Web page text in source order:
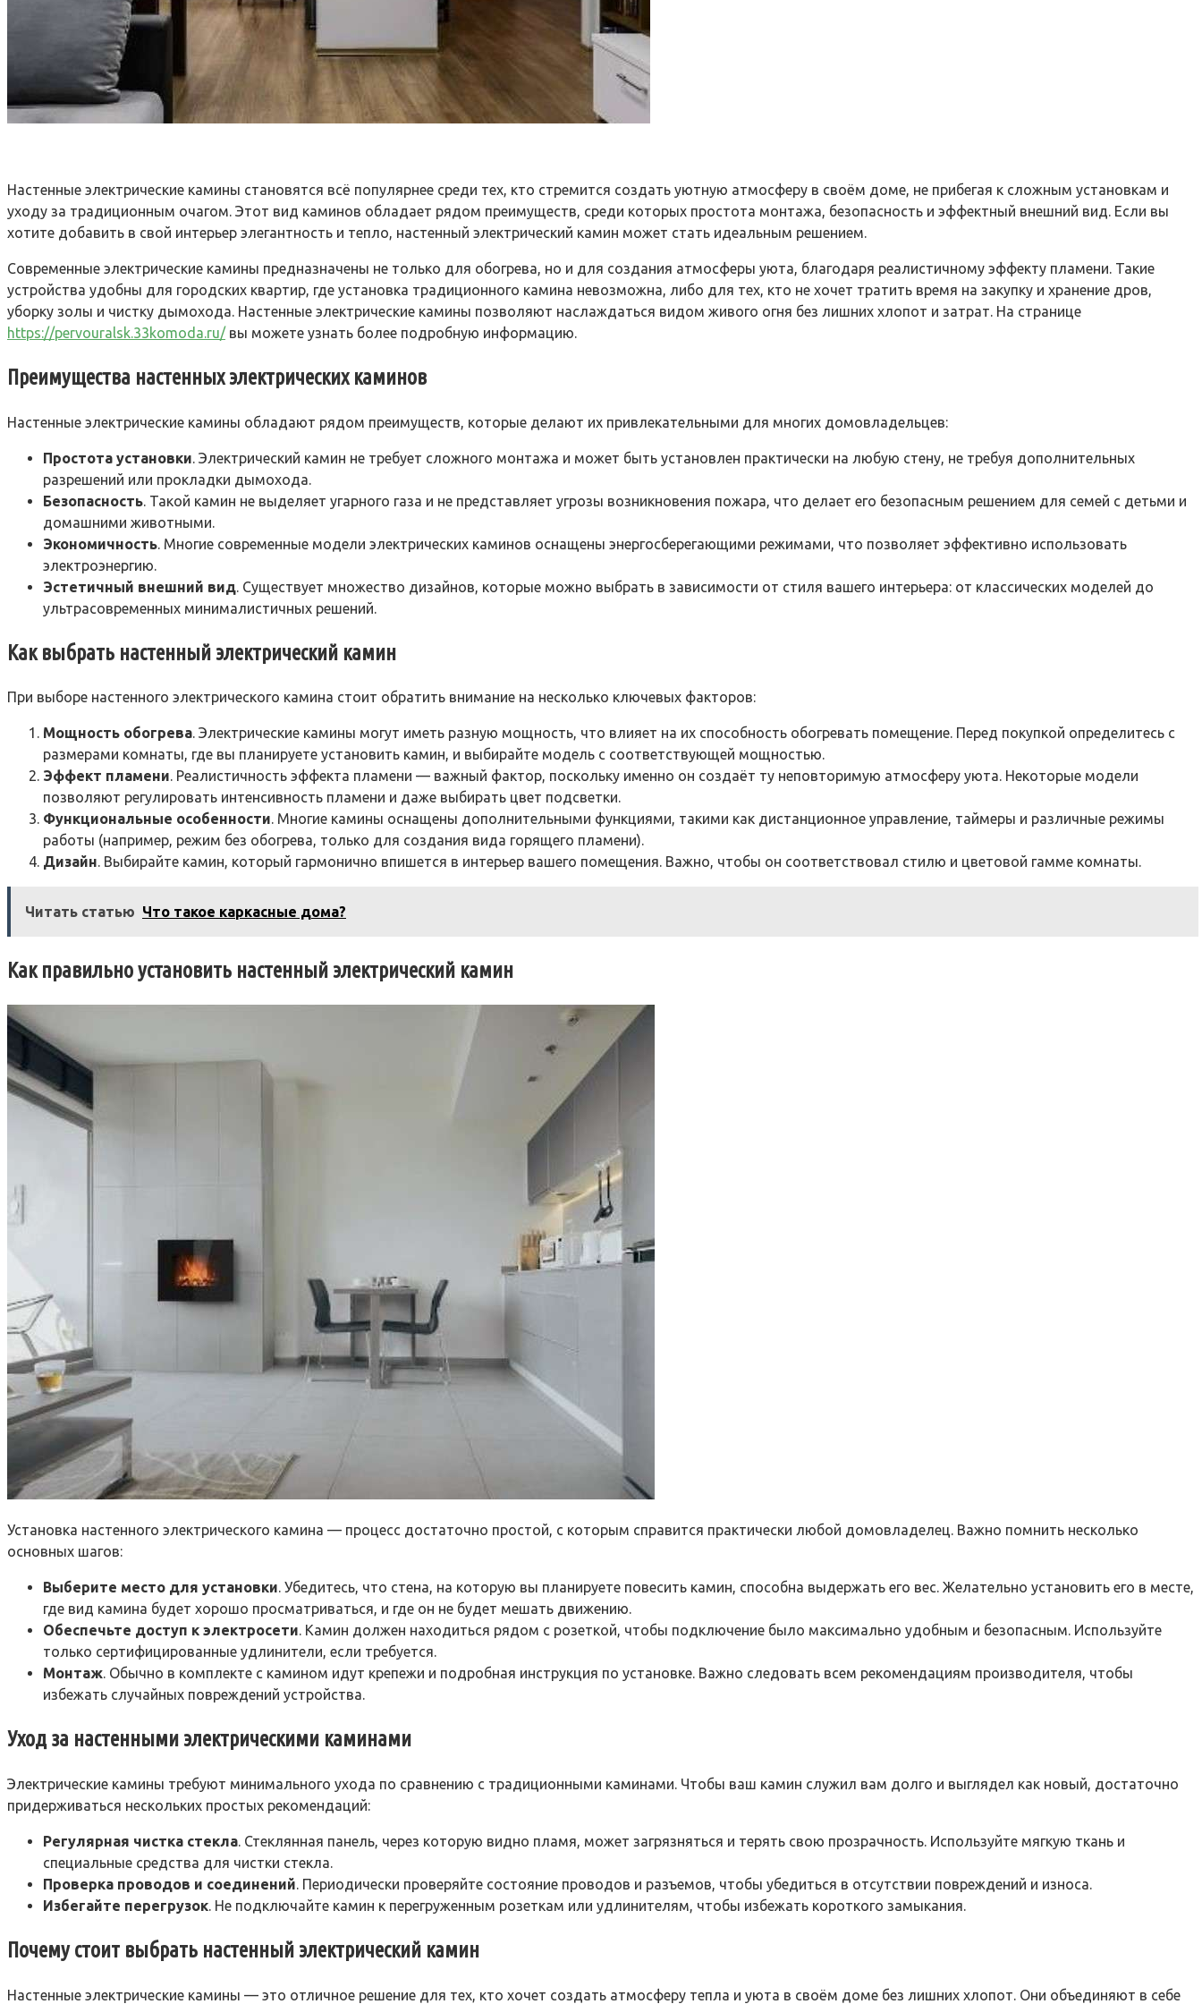
Настенные электрические камины становятся всё популярнее среди тех, кто стремится создать уютную атмосферу в своём доме, не прибегая к сложным установкам и
уходу за традиционным очагом. Этот вид каминов обладает рядом преимуществ, среди которых простота монтажа, безопасность и эффектный внешний вид. Если вы
хотите добавить в свой интерьер элегантность и тепло, настенный электрический камин может стать идеальным решением.
Современные электрические камины предназначены не только для обогрева, но и для создания атмосферы уюта, благодаря реалистичному эффекту пламени. Такие
устройства удобны для городских квартир, где установка традиционного камина невозможна, либо для тех, кто не хочет тратить время на закупку и хранение дров,
уборку золы и чистку дымохода. Настенные электрические камины позволяют наслаждаться видом живого огня без лишних хлопот и затрат. На странице
https://pervouralsk.33komoda.ru/вы можете узнать более подробную информацию.
Преимущества настенных электрических каминов
Настенные электрические камины обладают рядом преимуществ, которые делают их привлекательными для многих домовладельцев:
Простота установки. Электрический камин не требует сложного монтажа и может быть установлен практически на любую стену, не требуя дополнительных
разрешений или прокладки дымохода.
Безопасность. Такой камин не выделяет угарного газа и не представляет угрозы возникновения пожара, что делает его безопасным решением для семей с детьми и
домашними животными.
Экономичность. Многие современные модели электрических каминов оснащены энергосберегающими режимами, что позволяет эффективно использовать
электроэнергию.
Эстетичный внешний вид. Существует множество дизайнов, которые можно выбрать в зависимости от стиля вашего интерьера: от классических моделей до
ультрасовременных минималистичных решений.
Как выбрать настенный электрический камин
При выборе настенного электрического камина стоит обратить внимание на несколько ключевых факторов:
Мощность обогрева. Электрические камины могут иметь разную мощность, что влияет на их способность обогревать помещение. Перед покупкой определитесь с
размерами комнаты, где вы планируете установить камин, и выбирайте модель с соответствующей мощностью.
Эффект пламени. Реалистичность эффекта пламени — важный фактор, поскольку именно он создаёт ту неповторимую атмосферу уюта. Некоторые модели
позволяют регулировать интенсивность пламени и даже выбирать цвет подсветки.
Функциональные особенности. Многие камины оснащены дополнительными функциями, такими как дистанционное управление, таймеры и различные режимы
работы (например, режим без обогрева, только для создания вида горящего пламени).
Дизайн. Выбирайте камин, который гармонично впишется в интерьер вашего помещения. Важно, чтобы он соответствовал стилю и цветовой гамме комнаты.
Читать статью Что такое каркасные дома?
Как правильно установить настенный электрический камин
Установка настенного электрического камина — процесс достаточно простой, с которым справится практически любой домовладелец. Важно помнить несколько
основных шагов:
Выберите место для установки. Убедитесь, что стена, на которую вы планируете повесить камин, способна выдержать его вес. Желательно установить его в месте,
где вид камина будет хорошо просматриваться, и где он не будет мешать движению.
Обеспечьте доступ к электросети. Камин должен находиться рядом с розеткой, чтобы подключение было максимально удобным и безопасным. Используйте
только сертифицированные удлинители, если требуется.
Монтаж. Обычно в комплекте с камином идут крепежи и подробная инструкция по установке. Важно следовать всем рекомендациям производителя, чтобы
избежать случайных повреждений устройства.
Уход за настенными электрическими каминами
Электрические камины требуют минимального ухода по сравнению с традиционными каминами. Чтобы ваш камин служил вам долго и выглядел как новый, достаточно
придерживаться нескольких простых рекомендаций:
Регулярная чистка стекла. Стеклянная панель, через которую видно пламя, может загрязняться и терять свою прозрачность. Используйте мягкую ткань и
специальные средства для чистки стекла.
Проверка проводов и соединений. Периодически проверяйте состояние проводов и разъемов, чтобы убедиться в отсутствии повреждений и износа.
Избегайте перегрузок. Не подключайте камин к перегруженным розеткам или удлинителям, чтобы избежать короткого замыкания.
Почему стоит выбрать настенный электрический камин
Настенные электрические камины — это отличное решение для тех, кто хочет создать атмосферу тепла и уюта в своём доме без лишних хлопот. Они объединяют в себе